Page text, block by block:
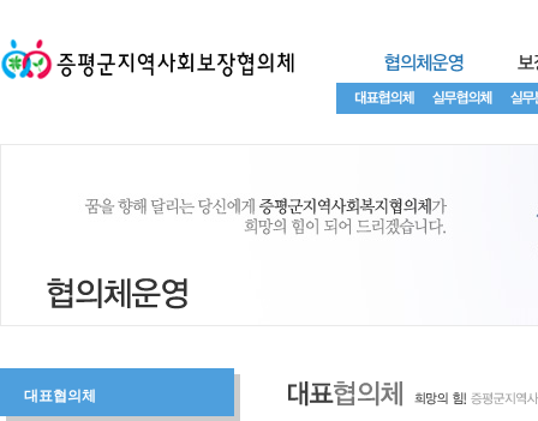
대표협의체